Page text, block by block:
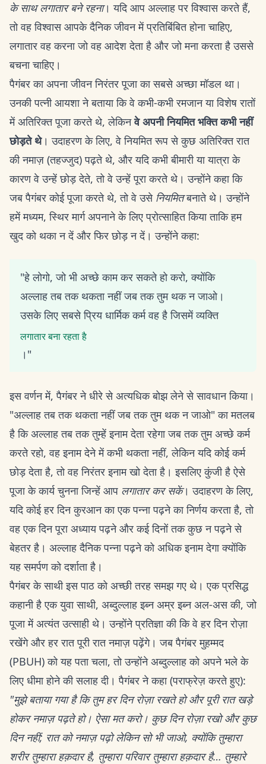
के साथ लगातार बने रहना। यदि आप अल्लाह पर विश्वास करते हैं,
तो वह विश्वास आपके दैनिक जीवन में प्रतिबिंबित होना चाहिए,
लगातार वह करना जो वह आदेश देता है और जो मना करता है उससे
बचना चाहिए।
पैगंबर का अपना जीवन निरंतर पूजा का सबसे अच्छा मॉडल था।
उनकी पत्नी आयशा ने बताया कि वे कभी-कभी रमजान या विशेष रातों
में अतिरिक्त पूजा करते थे, लेकिनवे अपनी नियमित भक्ति कभी नहीं
छोड़ते थे। उदाहरण के लिए, वे नियमित रूप से कुछ अतिरिक्त रात
की नमाज़ (तहज्जुद) पढ़ते थे, और यदि कभी बीमारी या यात्रा के
कारण वे उन्हें छोड़ देते, तो वे उन्हें पूरा करते थे। उन्होंने कहा कि
जब पैगंबर कोई पूजा करते थे, तो वे उसे नियमितबनाते थे। उन्होंने
हमें मध्यम, स्थिर मार्ग अपनाने के लिए प्रोत्साहित किया ताकि हम
खुद को थका न दें और फिर छोड़ न दें। उन्होंने कहा:
"हे लोगो, जो भी अच्छे काम कर सकते हो करो, क्योंकि
अल्लाह तब तक थकता नहीं जब तक तुम थक न जाओ।
उसके लिए सबसे प्रिय धार्मिक कर्म वह है जिसमें व्यक्ति
लगातार बना रहता है
।"
इस वर्णन में, पैगंबर ने धीरे से अत्यधिक बोझ लेने से सावधान किया।
"अल्लाह तब तक थकता नहीं जब तक तुम थक न जाओ" का मतलब
है कि अल्लाह तब तक तुम्हें इनाम देता रहेगा जब तक तुम अच्छे कर्म
करते रहो, वह इनाम देने में कभी थकता नहीं, लेकिन यदि कोई कर्म
छोड़ देता है, तो वह निरंतर इनाम खो देता है। इसलिए कुंजी है ऐसे
पूजा के कार्य चुनना जिन्हें आप लगातार कर सकें। उदाहरण के लिए,
यदि कोई हर दिन कुरआन का एक पन्ना पढ़ने का निर्णय करता है, तो
वह एक दिन पूरा अध्याय पढ़ने और कई दिनों तक कुछ न पढ़ने से
बेहतर है। अल्लाह दैनिक पन्ना पढ़ने को अधिक इनाम देगा क्योंकि
यह समर्पण को दर्शाता है।
पैगंबर के साथी इस पाठ को अच्छी तरह समझ गए थे। एक प्रसिद्ध
कहानी है एक युवा साथी, अब्दुल्लाह इब्न अम्र इब्न अल-अस की, जो
पूजा में अत्यंत उत्साही थे। उन्होंने प्रतिज्ञा की कि वे हर दिन रोज़ा
रखेंगे और हर रात पूरी रात नमाज़ पढ़ेंगे। जब पैगंबर मुहम्मद
(PBUH) को यह पता चला, तो उन्होंने अब्दुल्लाह को अपने भले के
लिए धीमा होने की सलाह दी। पैगंबर ने कहा (पराफ्रेज़ करते हुए):
"मुझे बताया गया है कि तुम हर दिन रोज़ा रखते हो और पूरी रात खड़े
होकर नमाज़ पढ़ते हो। ऐसा मत करो। कुछ दिन रोज़ा रखो और कुछ
दिन नहीं; रात को नमाज़ पढ़ो लेकिन सो भी जाओ, क्योंकि तुम्हारा
शरीर तुम्हारा हक़दार है, तुम्हारा परिवार तुम्हारा हक़दार है… तुम्हारे